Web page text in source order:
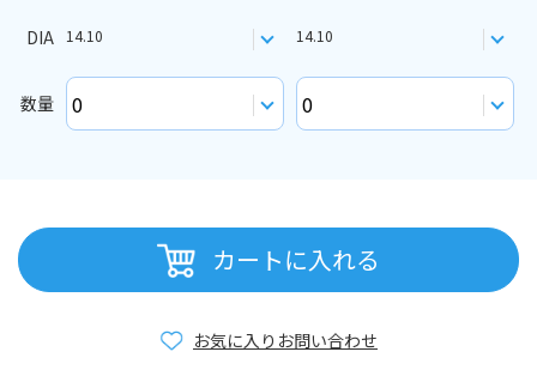
DIA 14.10 14.10
数量
カートに入れる
お気に入り お問い合わせ